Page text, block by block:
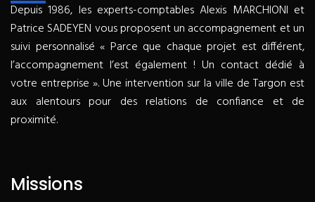
Depuis 1986, les experts-comptables Alexis MARCHIONI et
Patrice SADEYEN vous proposent un accompagnement et un
suivi personnalisé « Parce que chaque projet est différent,
l’accompagnement l’est également ! Un contact dédié à
votre entreprise ». Une intervention sur la ville de Targon est
aux alentours pour des relations de confiance et de
proximité.
Missions